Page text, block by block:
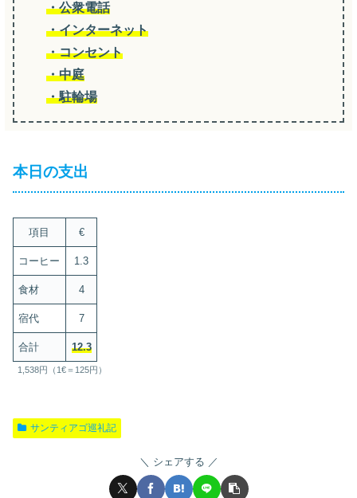
・公衆電話
・インターネット
・コンセント
・中庭
・駐輪場
本日の支出
項目 €
コーヒー 1.3
食材 4
宿代 7
合計 12.3
1,538円（1€＝125円）
サンティアゴ巡礼記
シェアする